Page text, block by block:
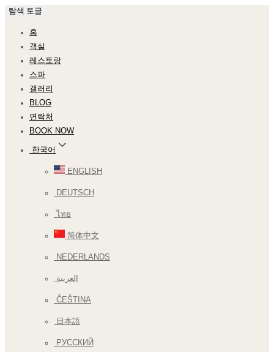
탐색 토글
홈
객실
레스토랑
스파
갤러리
BLOG
연락처
BOOK NOW
한국어
ENGLISH
DEUTSCH
ไทย
简体中文
NEDERLANDS
العربية
ČEŠTINA
日本語
РУССКИЙ